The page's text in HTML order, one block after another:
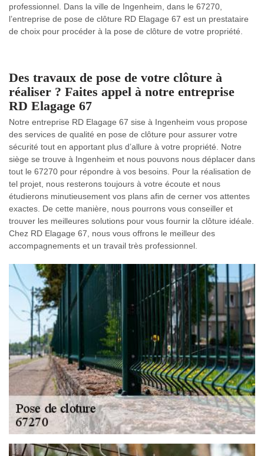
professionnel. Dans la ville de Ingenheim, dans le 67270,
l’entreprise de pose de clôture RD Elagage 67 est un prestataire
de choix pour procéder à la pose de clôture de votre propriété.
Des travaux de pose de votre clôture à
réaliser ? Faites appel à notre entreprise
RD Elagage 67
Notre entreprise RD Elagage 67 sise à Ingenheim vous propose
des services de qualité en pose de clôture pour assurer votre
sécurité tout en apportant plus d’allure à votre propriété. Notre
siège se trouve à Ingenheim et nous pouvons nous déplacer dans
tout le 67270 pour répondre à vos besoins. Pour la réalisation de
tel projet, nous resterons toujours à votre écoute et nous
étudierons minutieusement vos plans afin de cerner vos attentes
exactes. De cette manière, nous pourrons vous conseiller et
trouver les meilleures solutions pour vous fournir la clôture idéale.
Chez RD Elagage 67, nous vous offrons le meilleur des
accompagnements et un travail très professionnel.